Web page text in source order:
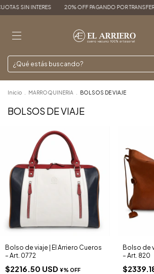
20% OFF PAGANDO POR TRANSFERENCIA
Inicio MARROQUINERIA BOLSOS DE VIAJE
BOLSOS DE VIAJE
Bolso de viaje | El Arriero Cueros
– Art. 0772
$2216.50 USD
Bolso de
– Art. 820